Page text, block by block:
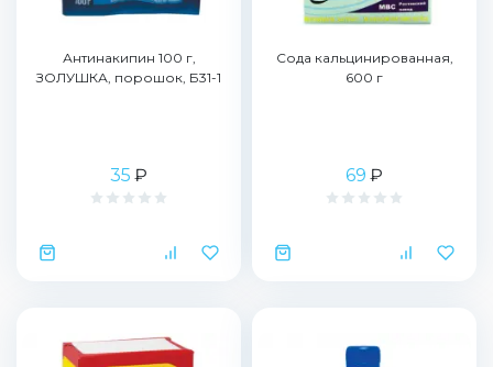
Антинакипин 100 г,
ЗОЛУШКА, порошок, Б31-1
35 ₽
Сода кальцинированная,
600 г
69 ₽